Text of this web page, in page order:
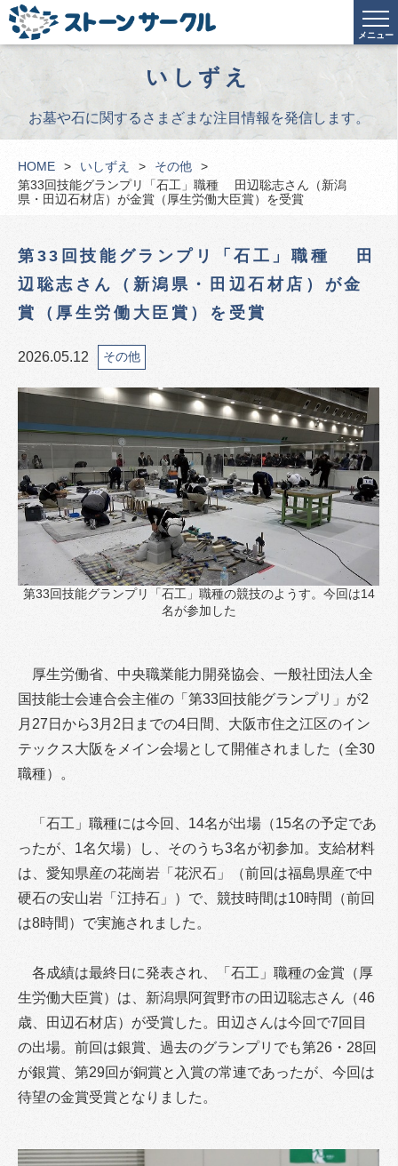
メニュー
いしずえ
お墓や石に関するさまざまな注目情報を発信します。
HOME いしずえ
その他
第33回技能グランプリ「石工」職種 田辺聡志さん（新潟
県・田辺石材店）が金賞（厚生労働大臣賞）を受賞
第33回技能グランプリ「石工」職種 田
辺聡志さん（新潟県・田辺石材店）が金
賞（厚生労働大臣賞）を受賞
2026.05.12 その他
第33回技能グランプリ「石工」職種の競技のようす。今回は14
名が参加した
厚生労働省、中央職業能力開発協会、一般社団法人全
国技能士会連合会主催の「第33回技能グランプリ」が2
月27日から3月2日までの4日間、大阪市住之江区のイン
テックス大阪をメイン会場として開催されました（全30
職種）。
「石工」職種には今回、14名が出場（15名の予定であ
ったが、1名欠場）し、そのうち3名が初参加。支給材料
は、愛知県産の花崗岩「花沢石」（前回は福島県産で中
硬石の安山岩「江持石」）で、競技時間は10時間（前回
は8時間）で実施されました。
各成績は最終日に発表され、「石工」職種の金賞（厚
生労働大臣賞）は、新潟県阿賀野市の田辺聡志さん（46
歳、田辺石材店）が受賞した。田辺さんは今回で7回目
の出場。前回は銀賞、過去のグランプリでも第26・28回
が銀賞、第29回が銅賞と入賞の常連であったが、今回は
待望の金賞受賞となりました。